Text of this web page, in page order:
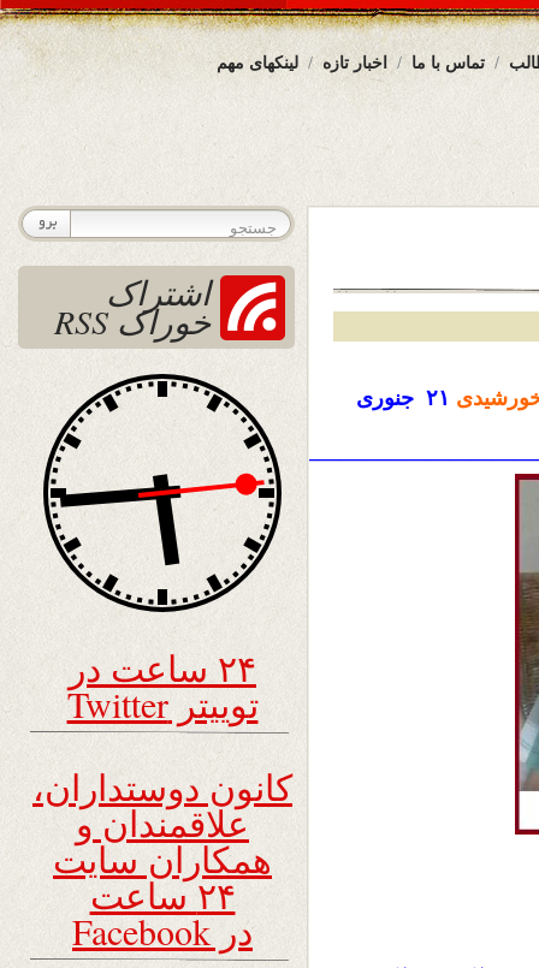
لینکهای مهم اخبار تازه تماس با ما
۲۱ جنوری
اشتراک
خوراک RSS
۲۴ ساعت در
توییتر Twitter
کانون دوستداران،
علاقمندان و
همکاران سایت
۲۴ ساعت
در Facebook